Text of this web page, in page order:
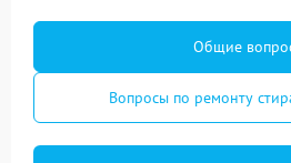
Общие
Вопросы по ремонту